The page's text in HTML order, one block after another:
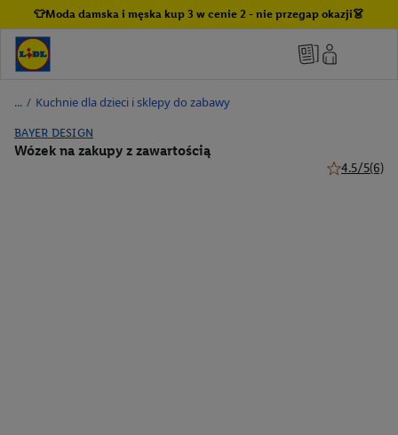
👕Moda damska i męska kup 3 w cenie 2 - nie przegap okazji👗
/ Kuchnie dla dzieci i sklepy do zabawy
BAYER DESIGN
Wózek na zakupy z zawartością
4.5/5(6)